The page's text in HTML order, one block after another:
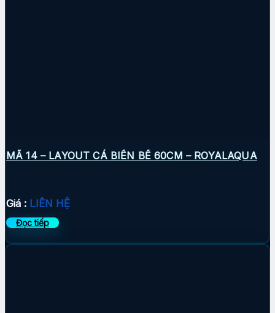
MÃ 14 – LAYOUT CÁ BIỂN BỂ 60CM – ROYALAQUA
Giá : LIÊN HỆ
Đọc tiếp